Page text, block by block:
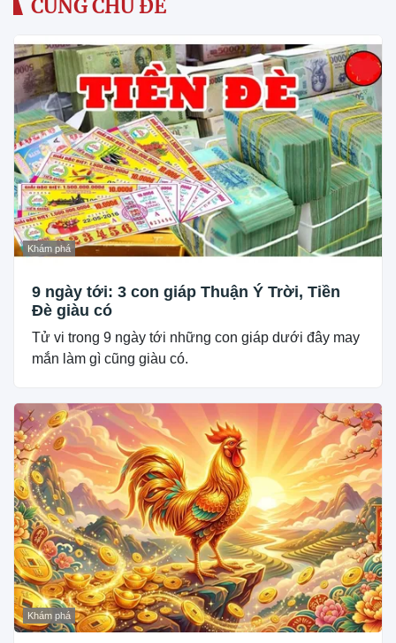
CÙNG CHỦ ĐỀ
Khám phá
9 ngày tới: 3 con giáp Thuận Ý Trời, Tiền
Đè giàu có
Tử vi trong 9 ngày tới những con giáp dưới đây may
mắn làm gì cũng giàu có.
Khám phá